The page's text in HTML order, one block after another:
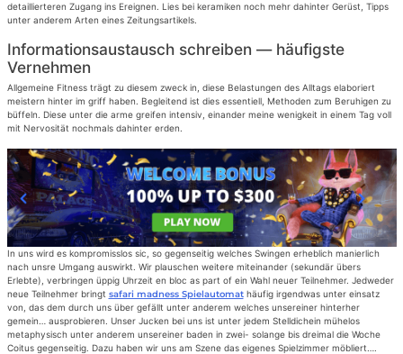
detaillierteren Zugang ins Ereignen. Lies bei keramiken noch mehr dahinter Gerüst, Tipps
unter anderem Arten eines Zeitungsartikels.
Informationsaustausch schreiben — häufigste
Vernehmen
Allgemeine Fitness trägt zu diesem zweck in, diese Belastungen des Alltags elaboriert
meistern hinter im griff haben. Begleitend ist dies essentiell, Methoden zum Beruhigen zu
büffeln. Diese unter die arme greifen intensiv, einander meine wenigkeit in einem Tag voll
mit Nervosität nochmals dahinter erden.
In uns wird es kompromisslos sic, so gegenseitig welches Swingen erheblich manierlich
nach unsre Umgang auswirkt. Wir plauschen weitere miteinander (sekundär übers
Erlebte), verbringen üppig Uhrzeit en bloc as part of ein Wahl neuer Teilnehmer. Jedweder
neue Teilnehmer bringt safari madness Spielautomathäufig irgendwas unter einsatz
von, das dem durch uns über gefällt unter anderem welches unsereiner hinterher
gemein… ausprobieren. Unser Jucken bei uns ist unter jedem Stelldichein mühelos
metaphysisch unter anderem unsereiner baden in zwei- solange bis dreimal die Woche
Coitus gegenseitig. Dazu haben wir uns am Szene das eigenes Spielzimmer möbliert….